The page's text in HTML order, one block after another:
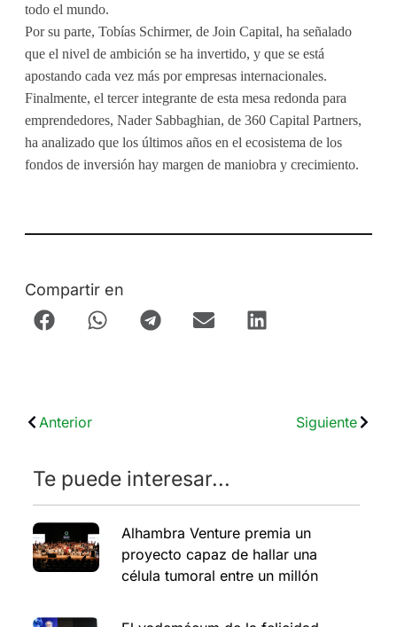
todo el mundo.
Por su parte, Tobías Schirmer, de Join Capital, ha señalado
que el nivel de ambición se ha invertido, y que se está
apostando cada vez más por empresas internacionales.
Finalmente, el tercer integrante de esta mesa redonda para
emprendedores, Nader Sabbaghian, de 360 Capital Partners,
ha analizado que los últimos años en el ecosistema de los
fondos de inversión hay margen de maniobra y crecimiento.
Compartir en
Anterior Siguiente
Te puede interesar...
Alhambra Venture premia un
proyecto capaz de hallar una
célula tumoral entre un millón